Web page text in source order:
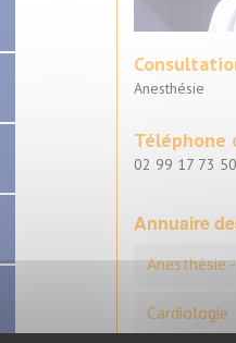
Anesthésie
Téléphone
02 99 17 73 50
Annuaire
Anesthésie
Cardiologie